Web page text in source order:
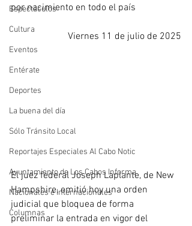
Espectáculos
Cultura
Eventos
Entérate
Deportes
La buena del día
Sólo Tránsito Local
Reportajes Especiales Al Cabo Notic
Ayuntamiento de Los Cabos Informa
Nacionales e Internacionales
Columnas
por nacimiento en todo el país
Viernes 11 de julio de 2025
El juez federal Joseph Laplante, de New
Hampshire, emitió hoy una orden
judicial que bloquea de forma
preliminar la entrada en vigor del